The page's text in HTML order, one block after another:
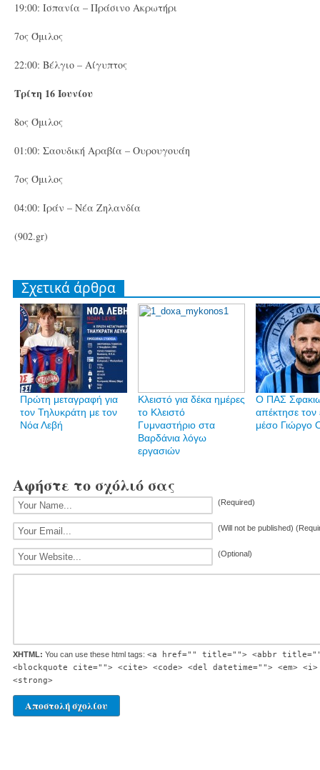
19:00: Ισπανία – Πράσινο Ακρωτήρι
7ος Όμιλος
22:00: Βέλγιο – Αίγυπτος
Τρίτη 16 Ιουνίου
8ος Όμιλος
01:00: Σαουδική Αραβία – Ουρουγουάη
7ος Όμιλος
04:00: Ιράν – Νέα Ζηλανδία
(902.gr)
Σχετικά άρθρα
Πρώτη μεταγραφή για
τον Τηλυκράτη με τον
Νόα Λεβή
Κλειστό για δέκα ημέρες
το Κλειστό
Γυμναστήριο στα
Βαρδάνια λόγω
εργασιών
Ο ΠΑΣ
απέκτησε τον
μέσο Γιώργο
Αφήστε το σχόλιό σας
(Required)
(Will not be published)
(Optional)
XHTML: You can use these html tags: <a href="" title=""> <abbr
<blockquote cite=""> <cite> <code> <del datetime=""> <em>
<strong>